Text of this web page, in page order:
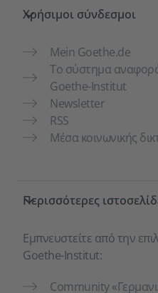
Χρήσιμοι σύνδεσμοι
Mein Goethe.de
Το σύστημα
Goethe-Institut
Newsletter
RSS
Μέσα κοινωνικής
Περισσότερες
Εμπνευστείτε από την
Goethe-Institut:
Community